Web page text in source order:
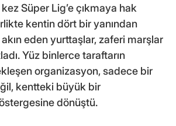
Süper Lig’e çıkmaya hak
kentin dört bir yanından
akın eden yurttaşlar, zaferi marşlar
Yüz binlerce taraftarın
organizasyon, sadece bir
kentteki büyük bir
dönüştü.